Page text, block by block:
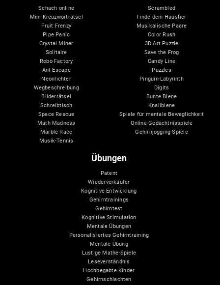
Schach online
Mini-Kreuzworträtsel
Fruit Frenzy
Pipe Panic
Crystal Miner
Solitaire
Robo Factory
Ant Escape
Neonlichter
Wegbeschreibung
Bilderrätsel
Schreibtisch
Space Rescue
Math Madness
Marble Race
Musik-Tennis
Scrambled
Finde dein Haustier
Musikalische Paare
Color Rush
3D Art Puzzle
Save the Frog
Candy Line
Puzzles
Pinguin-Labyrinth
Digits
Bunte Biene
Knallbiene
Spiele für mentale Beweglichkeit
Online-Gedächtnisspiele
Gehirnjogging-Spiele
Übungen
Patent
Wiederverkäufer
Kognitive Entwicklung
Gehirntrainings
Gehirntest
Kognitive Stimulation
Mentale Übungen
Personalisiertes Gehirntraining
Mentale Übung
Lustige Mathe-Spiele
Leseverständnis
Hochbegabte Kinder
Gehirnschlachten